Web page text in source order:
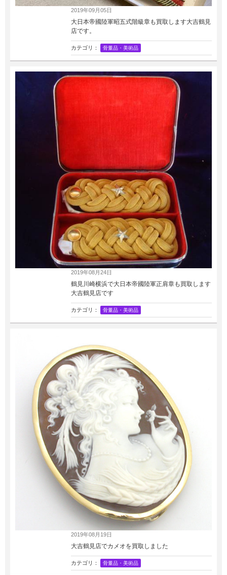
2019年09月05日
大日本帝國陸軍昭五式階級章も買取します大吉鶴見
店です。
カテゴリ： 骨董品・美術品
2019年08月24日
鶴見川崎横浜で大日本帝國陸軍正肩章も買取します
大吉鶴見店です
カテゴリ： 骨董品・美術品
2019年08月19日
大吉鶴見店でカメオを買取しました
カテゴリ： 骨董品・美術品